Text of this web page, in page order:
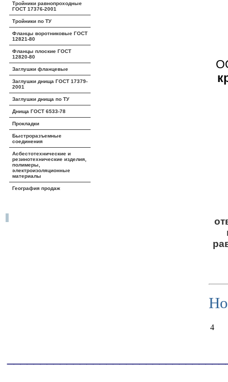
Тройники равнопроходные
ГОСТ 17376-2001
Тройники по ТУ
Фланцы воротниковые ГОСТ
12821-80
Фланцы плоские ГОСТ
12820-80
Заглушки фланцевые
Заглушки днища ГОСТ 17379-
2001
Заглушки днища по ТУ
Днища ГОСТ 6533-78
Прокладки
Быстроразъемные
соединения
Асбестотехнические и
резинотехнические изделия,
полимеры,
электроизоляционные
материалы
География продаж
4